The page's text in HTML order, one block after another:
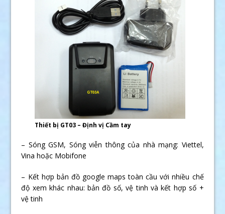
Thiết bị GT03 – Định vị Cầm tay
– Sóng GSM, Sóng viễn thông của nhà mạng: Viettel,
Vina hoặc Mobifone
– Kết hợp bản đồ google maps toàn cầu với nhiều chế
độ xem khác nhau: bản đồ số, vệ tinh và kết hợp số +
vệ tinh